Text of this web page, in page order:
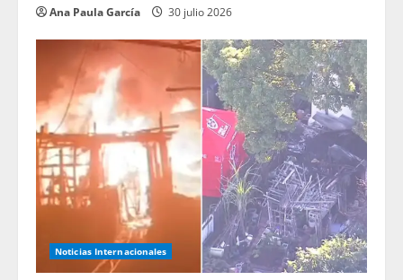
Ana Paula García 30 julio 2026
Noticias Internacionales